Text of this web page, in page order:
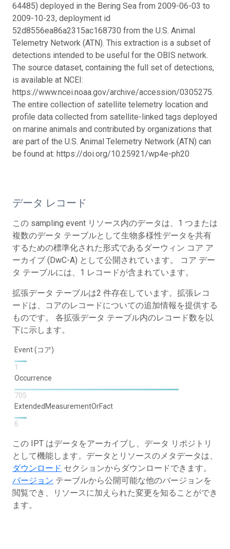
64485) deployed in the Bering Sea from 2009-06-03 to
2009-10-23, deployment id
52d8556ea86a2315ac168730 from the U.S. Animal
Telemetry Network (ATN). This extraction is a subset of
detections intended to be useful for the OBIS network.
The source dataset, containing the full set of detections,
is available at NCEI:
https://www.ncei.noaa.gov/archive/accession/0305275.
The entire collection of satellite telemetry location and
profile data collected from satellite-linked tags deployed
on marine animals and contributed by organizations that
are part of the U.S. Animal Telemetry Network (ATN) can
be found at: https://doi.org/10.25921/wp4e-ph20
データ レコード
この sampling event リソース内のデータは、1 つまたは
複数のデータ テーブルとして生物多様性データを共有
するための標準化された形式であるダーウィン コア ア
ーカイブ (DwC-A) として公開されています。 コア デー
タ テーブルには、1 レコードが含まれています。
拡張データ テーブルは2 件存在しています。拡張レコ
ードは、コアのレコードについての追加情報を提供する
ものです。 各拡張データ テーブル内のレコード数を以
下に示します。
Event (コア)
1
Occurrence
705
ExtendedMeasurementOrFact
6
この IPT はデータをアーカイブし、データ リポジトリ
として機能します。データとリソースのメタデータは、
ダウンロード セクションからダウンロードできます。
バージョン テーブルから公開可能な他のバージョンを
閲覧でき、リソースに加えられた変更を知ることができ
ます。